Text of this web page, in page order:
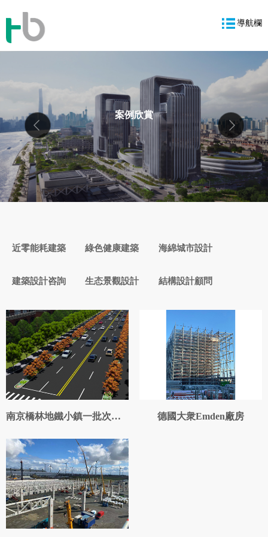
導航欄
案例欣賞
近零能耗建築 綠色健康建築 海綿城市設計
建築設計咨詢 生态景觀設計 結構設計顧問
南京橋林地鐵小鎮一批次五條道路 德國大衆Emden廠房